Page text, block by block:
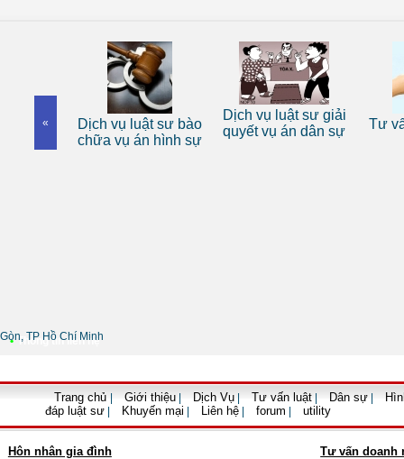
«
Dịch vụ luật sư bào
chữa vụ án hình sự
Dịch vụ luật sư giải
quyết vụ án dân sự
Tư
• Thông tin liên hệ
Gòn, TP Hồ Chí Minh
Trang chủ Giới thiệu Dịch Vụ Tư vấn luật Dân sự
đáp luật sư
Khuyến mại Liên hệ forum utility
Hôn nhân gia đình Tư vấn doanh